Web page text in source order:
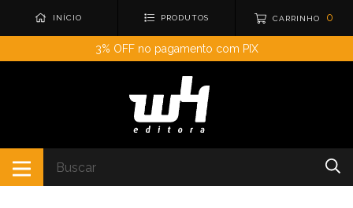
INÍCIO PRODUTOS CARRINHO 0
3% OFF no pagamento com PIX